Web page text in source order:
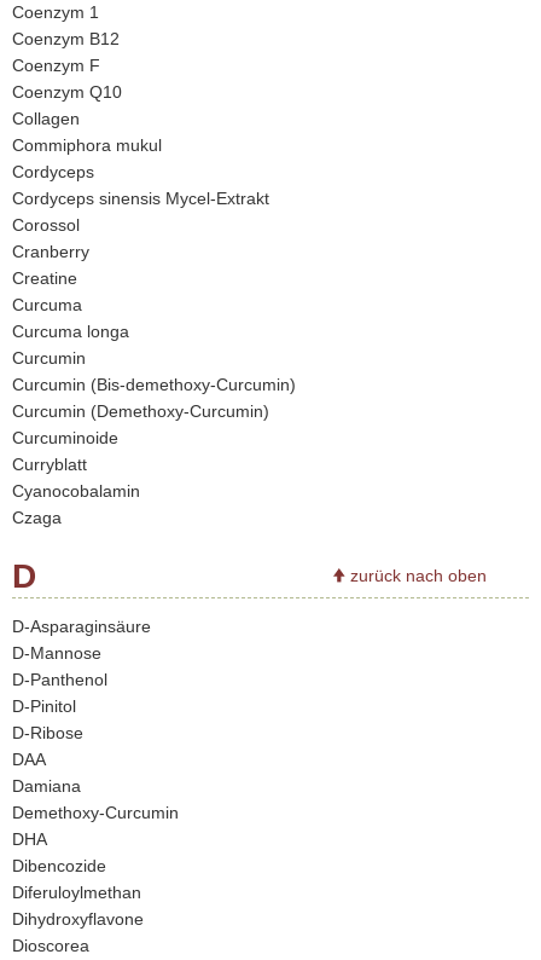
Coenzym 1
Coenzym B12
Coenzym F
Coenzym Q10
Collagen
Commiphora mukul
Cordyceps
Cordyceps sinensis Mycel-Extrakt
Corossol
Cranberry
Creatine
Curcuma
Curcuma longa
Curcumin
Curcumin (Bis-demethoxy-Curcumin)
Curcumin (Demethoxy-Curcumin)
Curcuminoide
Curryblatt
Cyanocobalamin
Czaga
D zurück nach oben
D-Asparaginsäure
D-Mannose
D-Panthenol
D-Pinitol
D-Ribose
DAA
Damiana
Demethoxy-Curcumin
DHA
Dibencozide
Diferuloylmethan
Dihydroxyflavone
Dioscorea